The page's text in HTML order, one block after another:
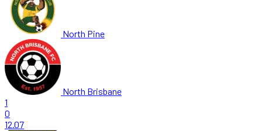
North Pine
North Brisbane
1
0
12.07